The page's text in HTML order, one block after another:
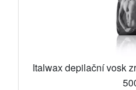
Italwax depilační vosk